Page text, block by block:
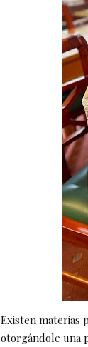
Existen materias
otorgándole una